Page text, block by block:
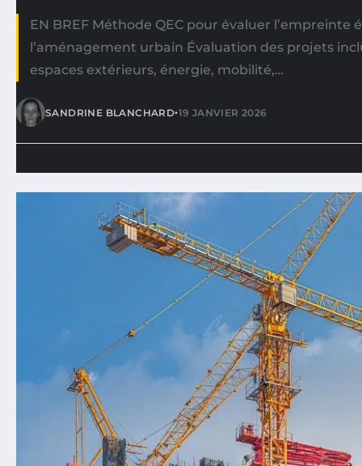
EN BREF Méthode QEC pour évaluer l’empreinte
l’aménagement urbain Évaluation des projets
espaces extérieurs, énergie, mobilité,…
SANDRINE BLANCHARD•19 JANVIER 2026